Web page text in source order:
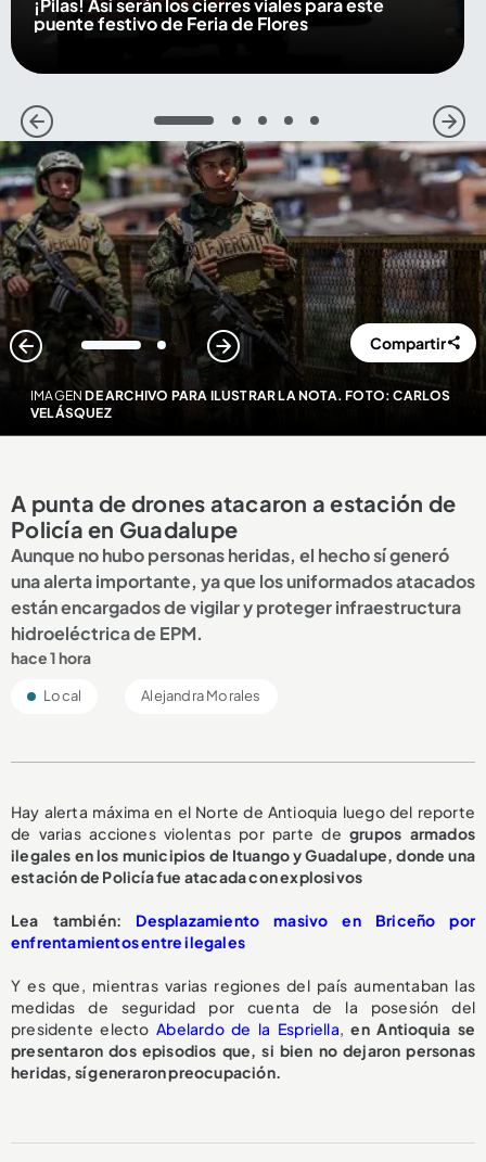
¡Pilas! Así serán los cierres viales para este
puente festivo de Feria de Flores
1 2 3 4 5
IMAGEN DE ARCHIVO PARA ILUSTRAR LA NOTA. FOTO: CARLOS
VELÁSQUEZ
1 2 Compartir
A punta de drones atacaron a estación de
Policía en Guadalupe
Aunque no hubo personas heridas, el hecho sí generó
una alerta importante, ya que los uniformados atacados
están encargados de vigilar y proteger infraestructura
hidroeléctrica de EPM.
hace 1 hora
Local Alejandra Morales
Hay alerta máxima en el Norte de Antioquia luego del reporte
de varias acciones violentas por parte degrupos armados
ilegales en los municipios de Ituango y Guadalupe, donde una
estación de Policía fue atacada con explosivos
Lea también: Desplazamiento masivo en Briceño por
enfrentamientos entre ilegales
Y es que, mientras varias regiones del país aumentaban las
medidas de seguridad por cuenta de la posesión del
presidente electoAbelardo de la Espriella, en Antioquia se
presentaron dos episodios que, si bien no dejaron personas
heridas, sí generaron preocupación.